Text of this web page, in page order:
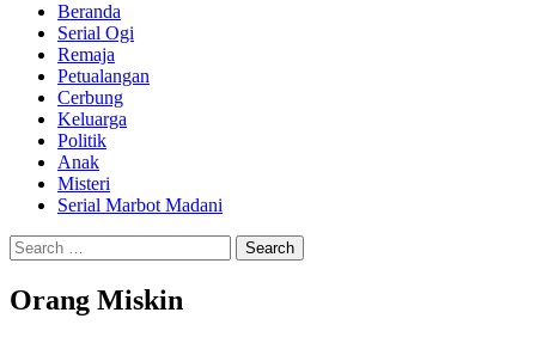
Beranda
Serial Ogi
Remaja
Petualangan
Cerbung
Keluarga
Politik
Anak
Misteri
Serial Marbot Madani
Search
for:
Orang Miskin